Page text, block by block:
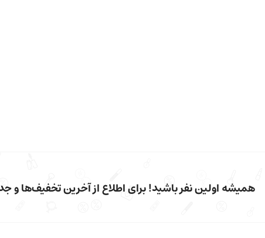
همیشه اولین نفر باشید! برای اطلاع از آخرین تخفیف‌ها و